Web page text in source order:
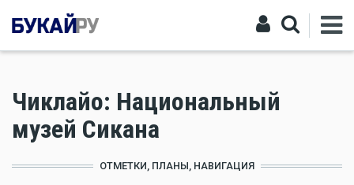
Чиклайо: Национальный
музей Сикана
ОТМЕТКИ, ПЛАНЫ, НАВИГАЦИЯ